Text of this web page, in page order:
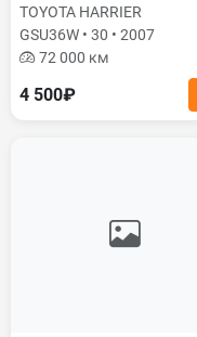
TOYOTA HARRIER
GSU36W • 30 • 2007
72 000 км
4 500₽